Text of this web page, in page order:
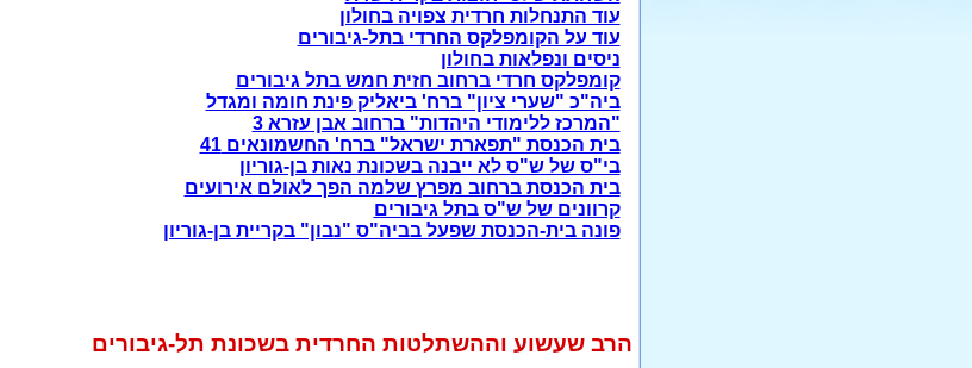
עוד התנחלות חרדית צפויה בחולון
עוד על הקומפלקס החרדי בתל-גיבורים
ניסים ונפלאות בחולון
קומפלקס חרדי ברחוב חזית חמש בתל גיבורים
ביה"כ "שערי ציון" ברח' ביאליק פינת חומה ומגדל
"המרכז ללימודי היהדות" ברחוב אבן עזרא 3
בית הכנסת "תפארת ישראל" ברח' החשמונאים 41
בי"ס של ש"ס לא ייבנה בשכונת נאות בן-גוריון
בית הכנסת ברחוב מפרץ שלמה הפך לאולם אירועים
קרוונים של ש"ס בתל גיבורים
פונה בית-הכנסת שפעל בביה"ס "נבון" בקריית בן-גוריון
הרב שעשוע וההשתלטות החרדית בשכונת תל-גיבורים